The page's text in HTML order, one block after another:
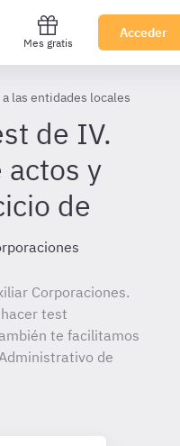
Mes gratis
Acceder
las entidades locales
de IV.
actos y
de
Corporaciones.
test
te facilitamos
de